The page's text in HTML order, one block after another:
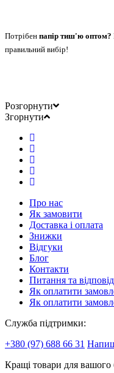
Потрібен папір тиш'ю оптом?
правильний вибір!
Розгорнути
Згорнути
Про нас
Як замовити
Доставка і оплата
Знижки
Відгуки
Блог
Контакти
Питання та
Як оплатити
Як оплатити
Служба підтримки:
+380 (97) 688 66 31
Кращі товари для вашого